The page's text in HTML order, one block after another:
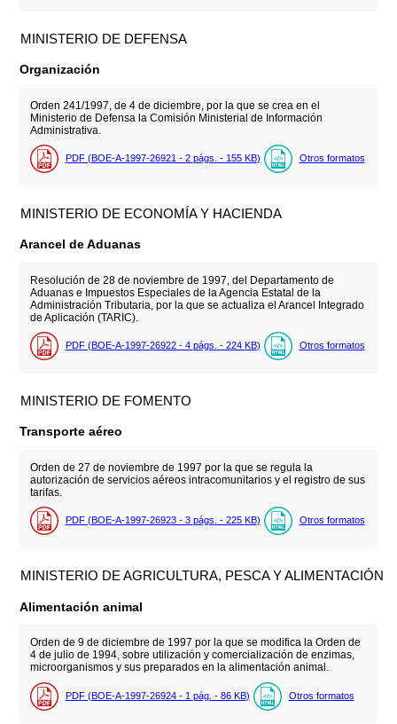
MINISTERIO DE DEFENSA
Organización
Orden 241/1997, de 4 de diciembre, por la que se crea en el
Ministerio de Defensa la Comisión Ministerial de Información
Administrativa.
PDF (BOE-A-1997-26921 - 2 págs. - 155 KB) Otros formatos
MINISTERIO DE ECONOMÍA Y HACIENDA
Arancel de Aduanas
Resolución de 28 de noviembre de 1997, del Departamento de
Aduanas e Impuestos Especiales de la Agencia Estatal de la
Administración Tributaria, por la que se actualiza el Arancel Integrado
de Aplicación (TARIC).
PDF (BOE-A-1997-26922 - 4 págs. - 224 KB) Otros formatos
MINISTERIO DE FOMENTO
Transporte aéreo
Orden de 27 de noviembre de 1997 por la que se regula la
autorización de servicios aéreos intracomunitarios y el registro de sus
tarifas.
PDF (BOE-A-1997-26923 - 3 págs. - 225 KB) Otros formatos
MINISTERIO DE AGRICULTURA, PESCA Y ALIMENTACIÓN
Alimentación animal
Orden de 9 de diciembre de 1997 por la que se modifica la Orden de
4 de julio de 1994, sobre utilización y comercialización de enzimas,
microorganismos y sus preparados en la alimentación animal.
PDF (BOE-A-1997-26924 - 1 pág. - 86 KB) Otros formatos